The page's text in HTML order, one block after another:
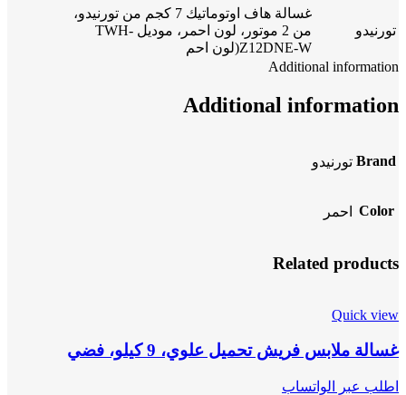
تورنيدو
غسالة هاف اوتوماتيك 7 كجم من تورنيدو،
من 2 موتور، لون احمر، موديل TWH-
Z12DNE-W(لون احم
Additional information
Additional information
Brand تورنيدو
Color احمر
Related products
Quick view
غسالة ملابس فريش تحميل علوي، 9 كيلو، فضي
اطلب عبر الواتساب